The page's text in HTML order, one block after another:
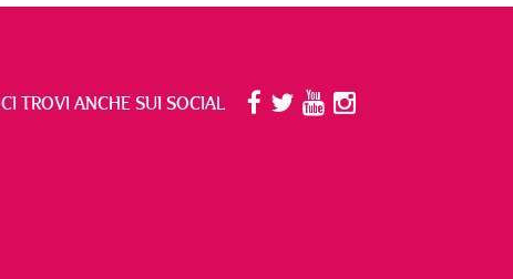
CI TROVI ANCHE SUI SOCIAL